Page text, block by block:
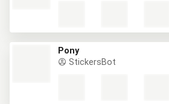
Pony
StickersBot